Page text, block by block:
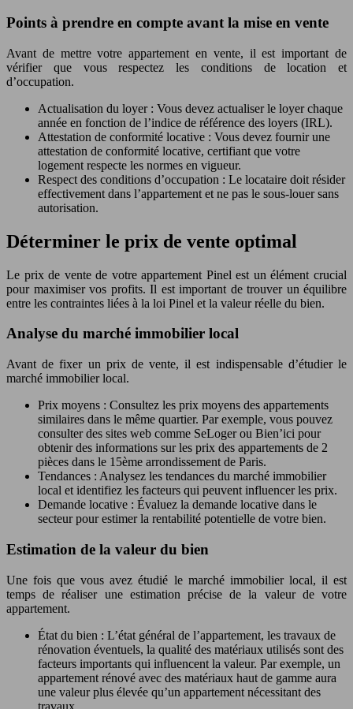
Points à prendre en compte avant la mise en vente
Avant de mettre votre appartement en vente, il est important de
vérifier que vous respectez les conditions de location et
d’occupation.
Actualisation du loyer : Vous devez actualiser le loyer chaque
année en fonction de l’indice de référence des loyers (IRL).
Attestation de conformité locative : Vous devez fournir une
attestation de conformité locative, certifiant que votre
logement respecte les normes en vigueur.
Respect des conditions d’occupation : Le locataire doit résider
effectivement dans l’appartement et ne pas le sous-louer sans
autorisation.
Déterminer le prix de vente optimal
Le prix de vente de votre appartement Pinel est un élément crucial
pour maximiser vos profits. Il est important de trouver un équilibre
entre les contraintes liées à la loi Pinel et la valeur réelle du bien.
Analyse du marché immobilier local
Avant de fixer un prix de vente, il est indispensable d’étudier le
marché immobilier local.
Prix moyens : Consultez les prix moyens des appartements
similaires dans le même quartier. Par exemple, vous pouvez
consulter des sites web comme SeLoger ou Bien’ici pour
obtenir des informations sur les prix des appartements de 2
pièces dans le 15ème arrondissement de Paris.
Tendances : Analysez les tendances du marché immobilier
local et identifiez les facteurs qui peuvent influencer les prix.
Demande locative : Évaluez la demande locative dans le
secteur pour estimer la rentabilité potentielle de votre bien.
Estimation de la valeur du bien
Une fois que vous avez étudié le marché immobilier local, il est
temps de réaliser une estimation précise de la valeur de votre
appartement.
État du bien : L’état général de l’appartement, les travaux de
rénovation éventuels, la qualité des matériaux utilisés sont des
facteurs importants qui influencent la valeur. Par exemple, un
appartement rénové avec des matériaux haut de gamme aura
une valeur plus élevée qu’un appartement nécessitant des
travaux.